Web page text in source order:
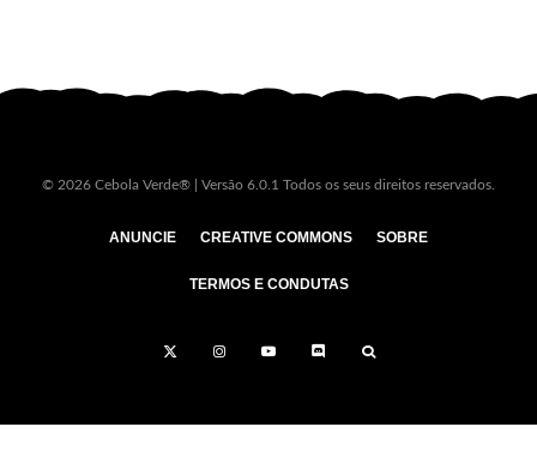
© 2026 Cebola Verde® | Versão 6.0.1 Todos os seus direitos reservados.
ANUNCIE CREATIVE COMMONS SOBRE
TERMOS E CONDUTAS